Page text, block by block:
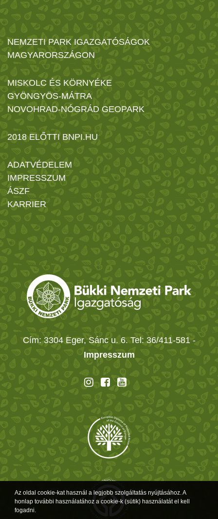
NEMZETI PARK IGAZGATÓSÁGOK
MAGYARORSZÁGON
MISKOLC ÉS KÖRNYÉKE
GYÖNGYÖS-MÁTRA
NOVOHRAD-NÓGRÁD GEOPARK
2018 ELŐTTI BNPI.HU
ADATVÉDELEM
IMPRESSZUM
ÁSZF
KARRIER
Cím: 3304 Eger, Sánc u. 6. Tel: 36/411-581 -
Impresszum
Az oldal cookie-kat használ a legjobb szolgáltatás nyújtásához. A
honlap további használatához a cookie-k (sütik) használatát el kell
fogadni.